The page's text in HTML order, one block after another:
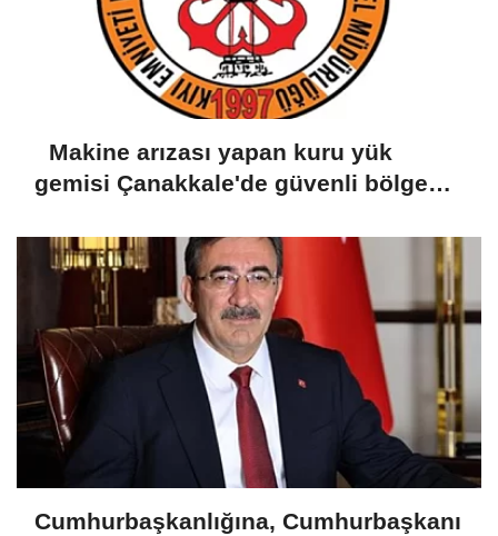
Makine arızası yapan kuru yük
gemisi Çanakkale'de güvenli bölgeye
Cumhurbaşkanlığına, Cumhurbaşkanı